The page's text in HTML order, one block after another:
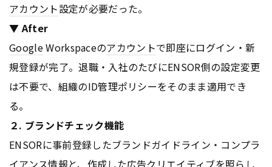
アカウント設定が必要だった。
▼ After
GoogleWorkspaceのアカウントで即座にログイン・新
規登録が完了。退職・入社のたびにENSOR側の設定変更
は不要で、組織のID管理ポリシーをそのまま適用でき
る。
２. ブランドチェック機能
ENSORに事前登録したブランドガイドライン・コンプラ
イアンス情報と、作成した広告クリエイティブを照らし